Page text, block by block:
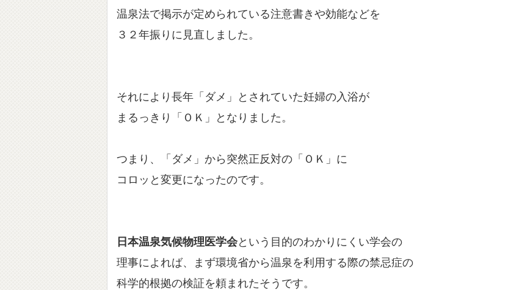
温泉法で掲示が定められている注意書きや効能などを
３２年振りに見直しました。
それにより長年「ダメ」とされていた妊婦の入浴が
まるっきり「ＯＫ」となりました。
つまり、「ダメ」から突然正反対の「ＯＫ」に
コロッと変更になったのです。
日本温泉気候物理医学会という目的のわかりにくい学会の
理事によれば、まず環境省から温泉を利用する際の禁忌症の
科学的根拠の検証を頼まれたそうです。